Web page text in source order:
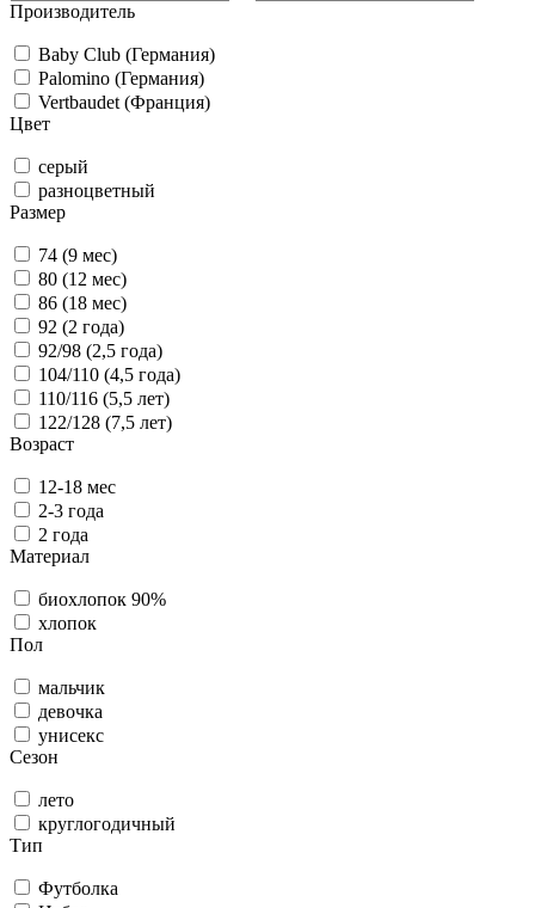
Производитель
Baby Club (Германия)
Palomino (Германия)
Vertbaudet (Франция)
Цвет
серый
разноцветный
Размер
74 (9 мес)
80 (12 мес)
86 (18 мес)
92 (2 года)
92/98 (2,5 года)
104/110 (4,5 года)
110/116 (5,5 лет)
122/128 (7,5 лет)
Возраст
12-18 мес
2-3 года
2 года
Материал
биохлопок 90%
хлопок
Пол
мальчик
девочка
унисекс
Сезон
лето
круглогодичный
Тип
Футболка